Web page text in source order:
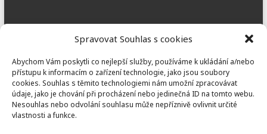
Spravovat Souhlas s cookies
Abychom Vám poskytli co nejlepší služby, používáme k ukládání a/nebo
přístupu k informacím o zařízení technologie, jako jsou soubory
cookies. Souhlas s těmito technologiemi nám umožní zpracovávat
údaje, jako je chování při procházení nebo jedinečná ID na tomto webu.
Nesouhlas nebo odvolání souhlasu může nepříznivě ovlivnit určité
vlastnosti a funkce.
dobrany@koinonia.cz+420 733 741 190
Prusiny